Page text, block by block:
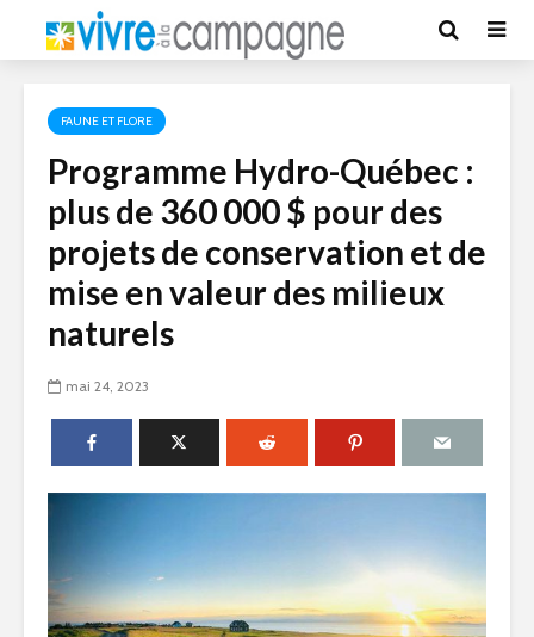
FAUNE ET FLORE
Programme Hydro-Québec :
plus de 360 000 $ pour des
projets de conservation et de
mise en valeur des milieux
naturels
mai 24, 2023